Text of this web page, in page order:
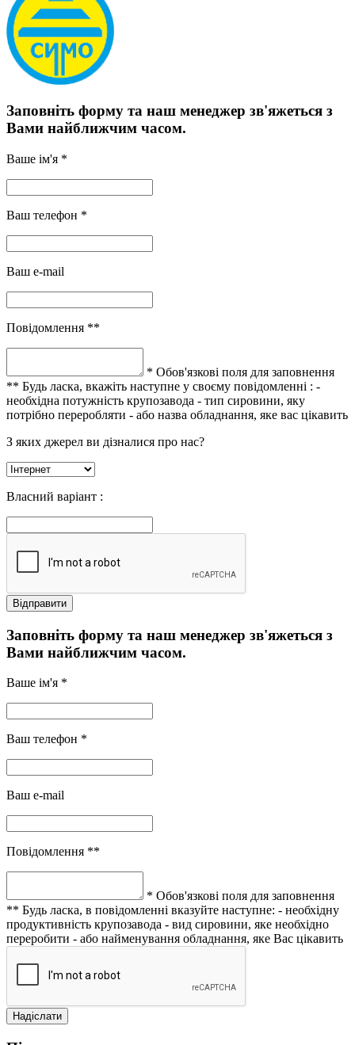
Заповніть форму та наш менеджер зв'яжеться з
Вами найближчим часом.
Ваше ім'я *
Ваш телефон *
Ваш e-mail
Повідомлення **
* Обов'язкові поля для заповнення
** Будь ласка, вкажіть наступне у своєму повідомленні : -
необхідна потужність крупозавода - тип сировини, яку
потрібно переробляти - або назва обладнання, яке вас цікавить
З яких джерел ви дізналися про нас?
Власний варіант :
Заповніть форму та наш менеджер зв'яжеться з
Вами найближчим часом.
Ваше ім'я *
Ваш телефон *
Ваш e-mail
Повідомлення **
* Обов'язкові поля для заповнення
** Будь ласка, в повідомленні вказуйте наступне: - необхідну
продуктивність крупозавода - вид сировини, яке необхідно
переробити - або найменування обладнання, яке Вас цікавить